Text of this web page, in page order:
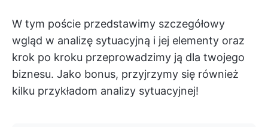
W tym poście przedstawimy szczegółowy
wgląd w analizę sytuacyjną i jej elementy oraz
krok po kroku przeprowadzimy ją dla twojego
biznesu. Jako bonus, przyjrzymy się również
kilku przykładom analizy sytuacyjnej!